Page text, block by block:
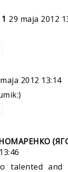
29 maja 2012
2012 13:14
talented